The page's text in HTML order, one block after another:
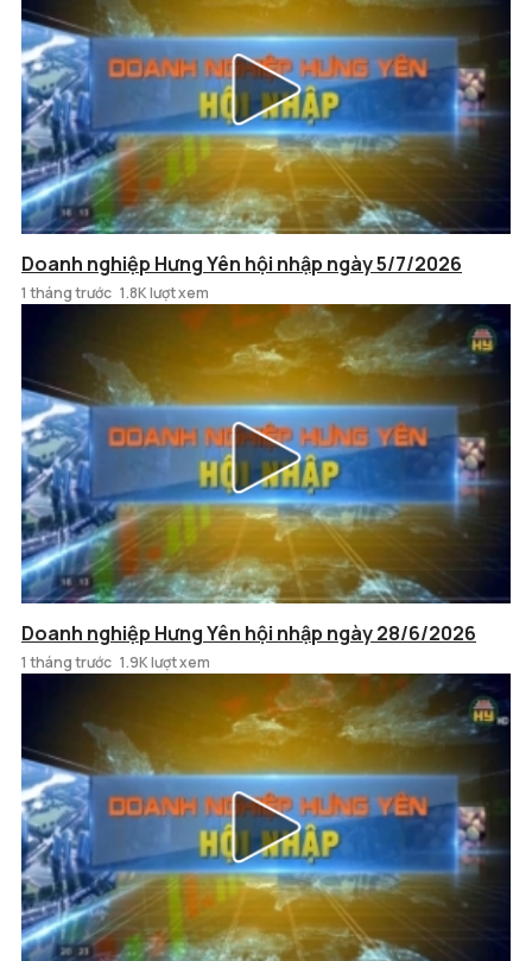
Doanh nghiệp Hưng Yên hội nhập ngày 5/7/2026
1 tháng trước 1.8K lượt xem
Doanh nghiệp Hưng Yên hội nhập ngày 28/6/2026
1 tháng trước 1.9K lượt xem